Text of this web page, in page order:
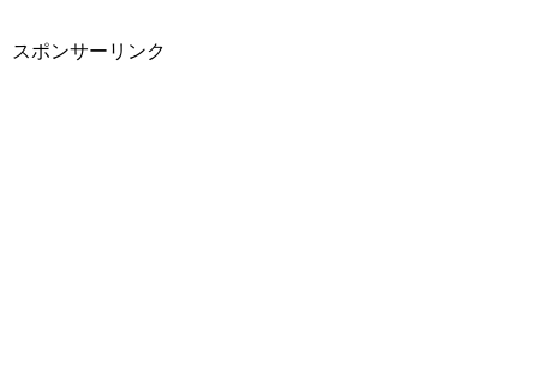
スポンサーリンク